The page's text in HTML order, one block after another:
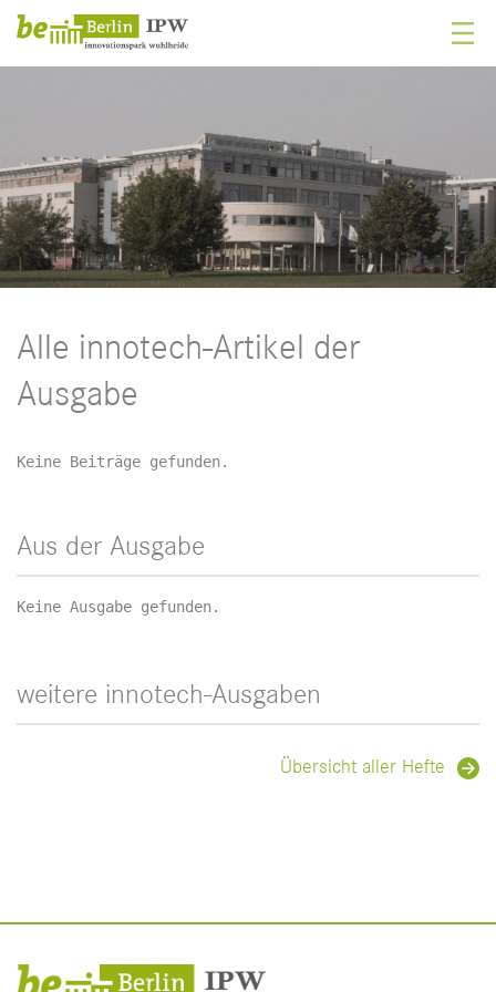
Alle innotech-Artikel der
Ausgabe
Keine Beiträge gefunden.
Aus der Ausgabe
Keine Ausgabe gefunden.
weitere innotech-Ausgaben
Übersicht aller Hefte